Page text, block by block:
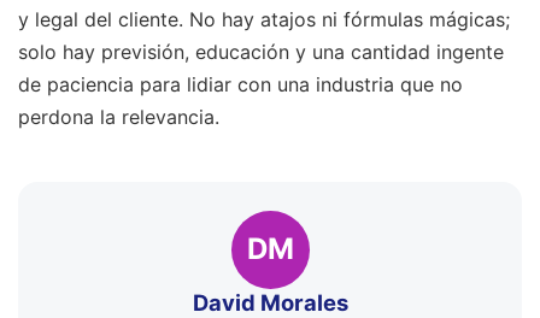
y legal del cliente. No hay atajos ni fórmulas mágicas;
solo hay previsión, educación y una cantidad ingente
de paciencia para lidiar con una industria que no
perdona la relevancia.
DM
David Morales